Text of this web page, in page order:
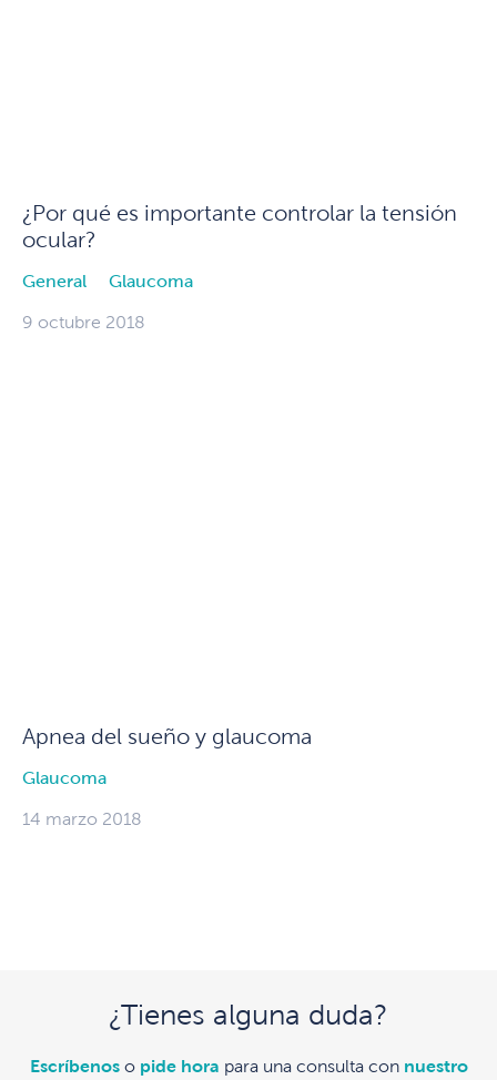
¿Por qué es importante controlar la tensión
ocular?
General Glaucoma
9 octubre 2018
Apnea del sueño y glaucoma
Glaucoma
14 marzo 2018
¿Tienes alguna duda?
Escríbenoso pide hora para una consulta con nuestro